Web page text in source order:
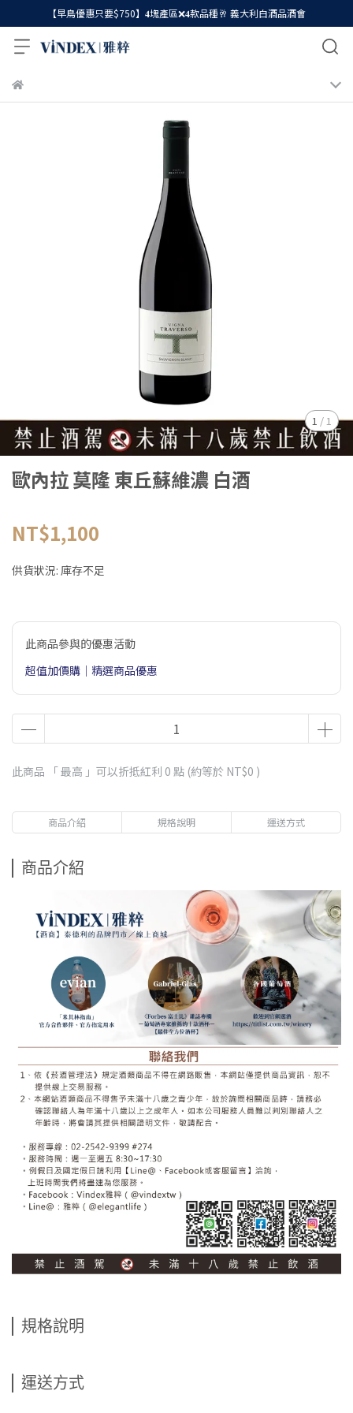
【早鳥優惠只要$750】𝟒塊產區❌𝟒款品種🥂 義大利白酒品酒會
1 / 1
歐內拉 莫隆 東丘蘇維濃 白酒
NT$1,100
供貨狀況: 庫存不足
此商品參與的優惠活動
超值加價購｜精選商品優惠
此商品 「 最高 」可以折抵紅利 0 點 (約等於 NT$0 )
商品介紹 規格說明 運送方式
商品介紹
規格說明
運送方式